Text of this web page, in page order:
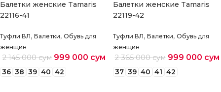
Балетки женские Tamaris
22116-41
Туфли ВЛ, Балетки, Обувь для
женщин
2 145 000сум 999 000 сум
36 38 39 40 42
Балетки женские Tamaris
22119-42
Туфли ВЛ, Балетки, Обувь для
женщин
2 365 000сум 999 000 сум
37 39 40 41 42